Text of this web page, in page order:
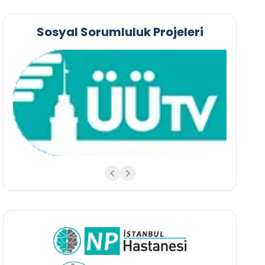
Sosyal Sorumluluk Projeleri